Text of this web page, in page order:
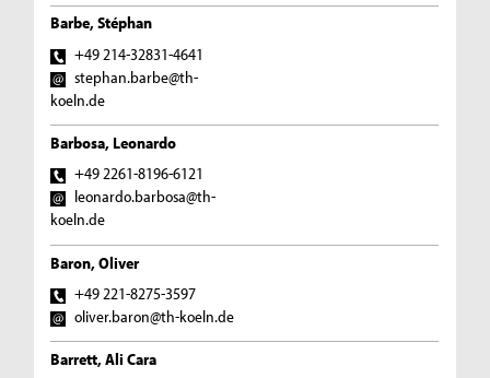
Barbe, Stéphan
+49 214-32831-4641
stephan.barbe@th-
koeln.de
Barbosa, Leonardo
+49 2261-8196-6121
leonardo.barbosa@th-
koeln.de
Baron, Oliver
+49 221-8275-3597
oliver.baron@th-koeln.de
Barrett, Ali Cara